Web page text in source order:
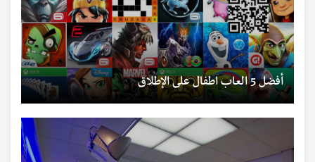
أفضل 5 العاب اطفال على الإطلاق